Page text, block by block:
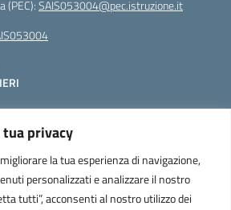
privacy
la tua esperienza di navigazione,
personalizzati e analizzare il nostro
tutti”, acconsenti al nostro utilizzo dei
(PEC):SAIS053004@pec.istruzione.it
+39
WebApp